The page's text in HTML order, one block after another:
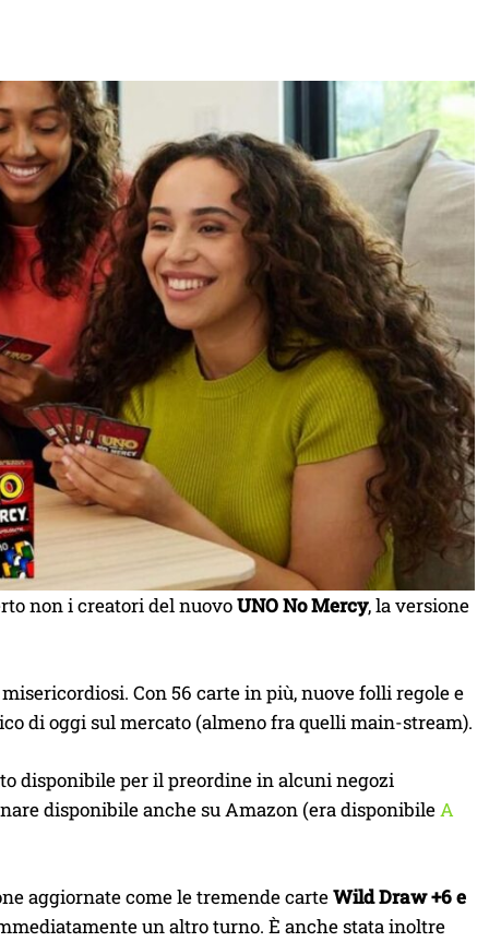
non i creatori del nuovoUNO No Mercy, la versione
Con 56 carte in più, nuove folli regole e
di oggi sul mercato (almeno fra quelli main-stream).
disponibile per il preordine in alcuni negozi
disponibile anche su Amazon (era disponibileA
aggiornate come le tremende carteWild Draw +6 e
un altro turno. È anche stata inoltre